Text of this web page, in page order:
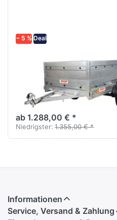
− 5 % Deal
Praktik N7-236-
K Aufsatzkit
Handkipper ungebremst
Stahl 236 cm
ab 1.288,00 € *
Niedrigster: 1.355,00 € *
Informationen
Service, Versand & Zahlung